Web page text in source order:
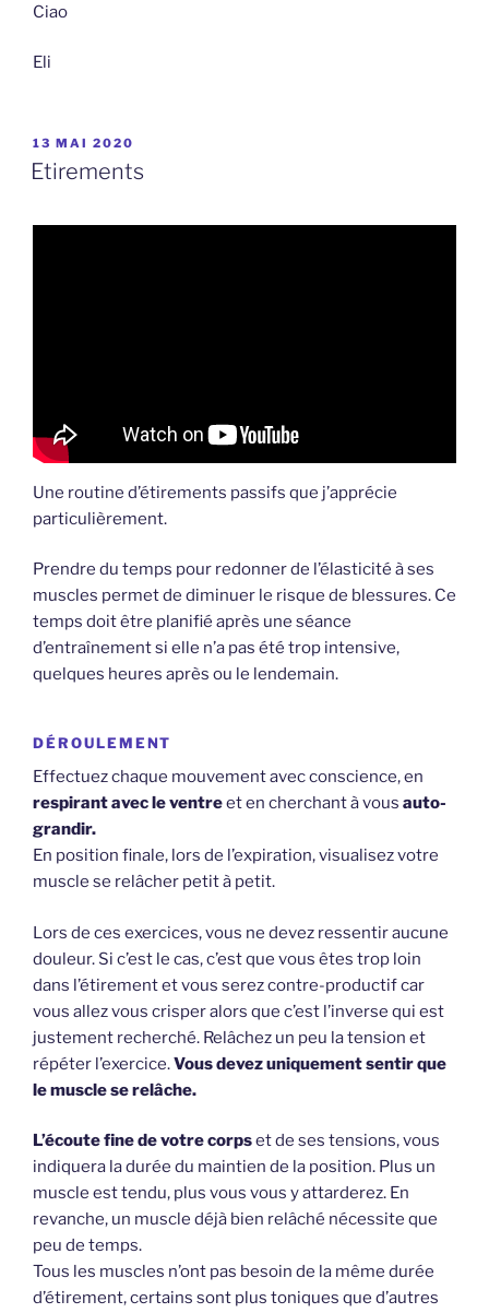
Ciao
Eli
PUBLIÉ
LE
13 MAI 2020
Etirements
Une routine d’étirements passifs que j’apprécie
particulièrement.
Prendre du temps pour redonner de l’élasticité à ses
muscles permet de diminuer le risque de blessures. Ce
temps doit être planifié après une séance
d’entraînement si elle n’a pas été trop intensive,
quelques heures après ou le lendemain.
DÉROULEMENT
Effectuez chaque mouvement avec conscience, en
respirant avec le ventreet en cherchant à vous auto-
grandir.
En position finale, lors de l’expiration, visualisez votre
muscle se relâcher petit à petit.
Lors de ces exercices, vous ne devez ressentir aucune
douleur. Si c’est le cas, c’est que vous êtes trop loin
dans l’étirement et vous serez contre-productif car
vous allez vous crisper alors que c’est l’inverse qui est
justement recherché. Relâchez un peu la tension et
répéter l’exercice.Vous devez uniquement sentir que
le muscle se relâche.
L’écoute fine de votre corpset de ses tensions, vous
indiquera la durée du maintien de la position. Plus un
muscle est tendu, plus vous vous y attarderez. En
revanche, un muscle déjà bien relâché nécessite que
peu de temps.
Tous les muscles n’ont pas besoin de la même durée
d’étirement, certains sont plus toniques que d’autres